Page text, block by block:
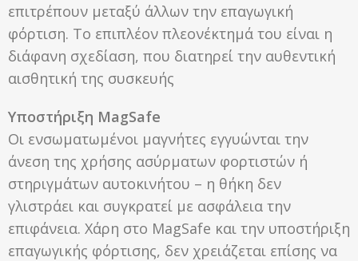
επιτρέπουν μεταξύ άλλων την επαγωγική
φόρτιση. Το επιπλέον πλεονέκτημά του είναι η
διάφανη σχεδίαση, που διατηρεί την αυθεντική
αισθητική της συσκευής
Υποστήριξη MagSafe
Οι ενσωματωμένοι μαγνήτες εγγυώνται την
άνεση της χρήσης ασύρματων φορτιστών ή
στηριγμάτων αυτοκινήτου – η θήκη δεν
γλιστράει και συγκρατεί με ασφάλεια την
επιφάνεια. Χάρη στο MagSafe και την υποστήριξη
επαγωγικής φόρτισης, δεν χρειάζεται επίσης να